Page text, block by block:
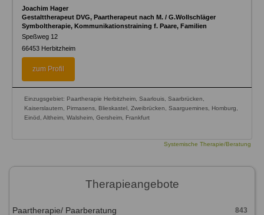
Joachim Hager
Gestalttherapeut DVG, Paartherapeut nach M. / G.Wollschläger
Symboltherapie, Kommunikationstraining f. Paare, Familien
Speßweg 12
66453 Herbitzheim
zum Profil
Einzugsgebiet: Paartherapie Herbitzheim, Saarlouis, Saarbrücken,
Kaiserslautern, Pirmasens, Blieskastel, Zweibrücken, Saarguemines, Homburg,
Einöd, Altheim, Walsheim, Gersheim, Frankfurt
Systemische Therapie/Beratung
Therapieangebote
Paartherapie/ Paarberatung 843